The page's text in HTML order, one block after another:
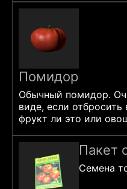
Помидор
Обычный помидор.
виде, если
фрукт ли это или
Пакет
Семена